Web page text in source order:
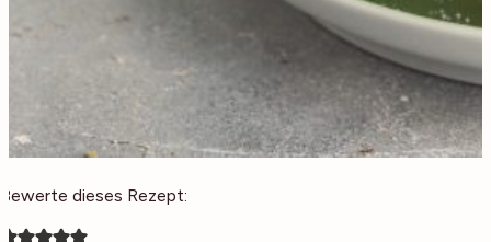
Bewerte dieses Rezept: